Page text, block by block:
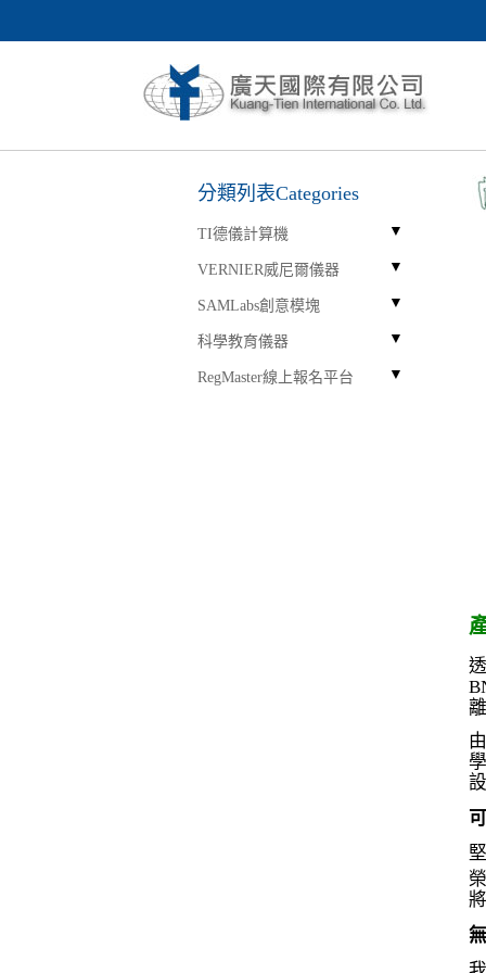
分類列表Categories
TI德儀計算機
VERNIER威尼爾儀器
SAMLabs創意模塊
科學教育儀器
RegMaster線上報名平台